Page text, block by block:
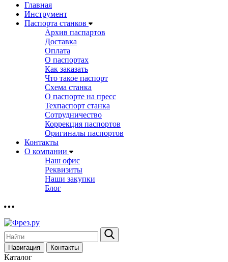
Главная
Инструмент
Паспорта станков
Архив паспартов
Доставка
Оплата
О паспортах
Как заказать
Что такое паспорт
Схема станка
О паспорте на пресс
Техпаспорт станка
Сотрудничество
Коррекция паспортов
Оригиналы паспортов
Контакты
О компании
Наш офис
Реквизиты
Наши закупки
Блог
Навигация Контакты
Каталог